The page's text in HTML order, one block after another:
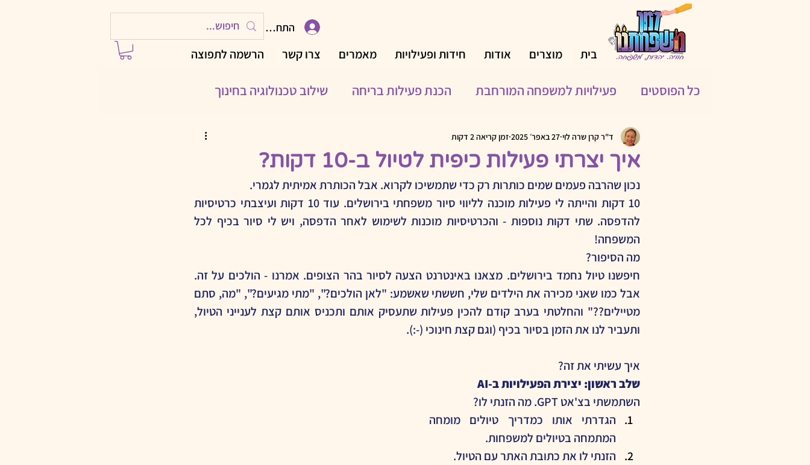
התחברות
בית מוצרים אודות חידות ופעילויות מאמרים צרו קשר הרשמה לתפוצה
כל הפוסטים פעילויות למשפחה המורחבת הכנת פעילות בריחה שילוב טכנולוגיה בחינוך
פעילויות לחופשת הקיץ פעילויות לאירועים משפחתיים פעילויות לחגים
מאחורי החידות כלים טכנולוגיים משחקים עיצוב פעילויות משפחתיות עם AI
שימוש בבינה מלאכותית (AI)
איך יצרתי פעילות כיפית לטיול ב-10 דקות?
ד"ר קרן שרה לוי 27 באפר׳ 2025 זמן קריאה 2 דקות
נכון שהרבה פעמים שמים כותרות רק כדי שתמשיכו לקרוא. אבל הכותרת אמיתית לגמרי.
המשפחה!
מה הסיפור?
ותעביר לנו את הזמן בסיור בכיף (וגם קצת חינוכי (-:).
איך עשיתי את זה?
שלב ראשון: יצירת הפעילויות ב-AI
השתמשתי בצ'אט GPT. מה הזנתי לו?
המתמחה בטיולים למשפחות.
הזנתי לו את כתובת האתר עם הטיול.